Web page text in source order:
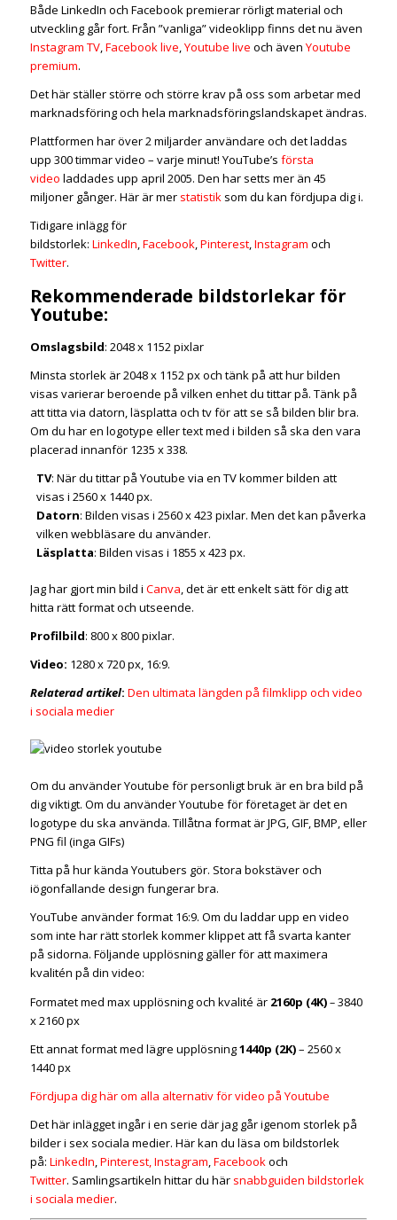
Både LinkedIn och Facebook premierar rörligt material och
utveckling går fort. Från ”vanliga” videoklipp finns det nu även
Instagram TV, Facebook live Youtube live och även Youtube
premium.
Det här ställer större och större krav på oss som arbetar med
marknadsföring och hela marknadsföringslandskapet ändras.
Plattformen har över 2 miljarder användare och det laddas
upp 300 timmar video – varje minut! YouTube’s första
video laddades upp april 2005. Den har setts mer än 45
miljoner gånger. Här är mer statistiksom du kan fördjupa dig i.
Tidigare inlägg för
bildstorlek: LinkedIn,Facebook,Pinterest,Instagram och
Twitter.
Rekommenderade bildstorlekar för
Youtube:
Omslagsbild: 2048 x 1152 pixlar
Minsta storlek är2048 x 1152 px och tänk på att hur bilden
visas varierar beroende på vilken enhet du tittar på. Tänk på
att titta via datorn, läsplatta och tv för att se så bilden blir bra.
Om du har en logotype eller text med i bilden så ska den vara
placerad innanför 1235 x 338.
TV: När du tittar på Youtube via en TV kommer bilden att
visas i 2560 x 1440 px.
Datorn: Bilden visas i 2560 x 423 pixlar. Men det kan påverka
vilken webbläsare du använder.
Läsplatta: Bilden visas i 1855 x 423 px.
Jag har gjort min bild i Canva, det är ett enkelt sätt för dig att
hitta rätt format och utseende.
Profilbild: 800 x 800 pixlar.
Video: 1280 x 720 px, 16:9.
Relaterad artikel: Den ultimata längden på filmklipp och video
i sociala medier
Om du använder Youtube för personligt bruk är en bra bild på
dig viktigt. Om du använder Youtube för företaget är det en
logotype du ska använda. Tillåtna format är JPG, GIF, BMP, eller
PNG fil (inga GIFs)
Titta på hur kända Youtubers gör. Stora bokstäver och
iögonfallande design fungerar bra.
YouTube använder format 16:9. Om du laddar upp en video
som inte har rätt storlek kommer klippet att få svarta kanter
på sidorna. Följande upplösning gäller för att maximera
kvalitén på din video:
Formatet med max upplösning och kvalité är 2160p (4K)–3840
x 2160 px
Ett annat format med lägre upplösning1440p (2K)– 2560 x
1440 px
Fördjupa dig här om alla alternativ för video på Youtube
Det här inlägget ingår i en serie där jag går igenom storlek på
bilder i sex sociala medier. Här kan du läsa om bildstorlek
på: LinkedIn,Pinterest,Instagram,Facebookoch
Twitter. Samlingsartikeln hittar du här snabbguiden bildstorlek
i sociala medier.